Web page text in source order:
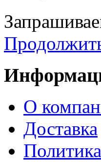
О
Доставка